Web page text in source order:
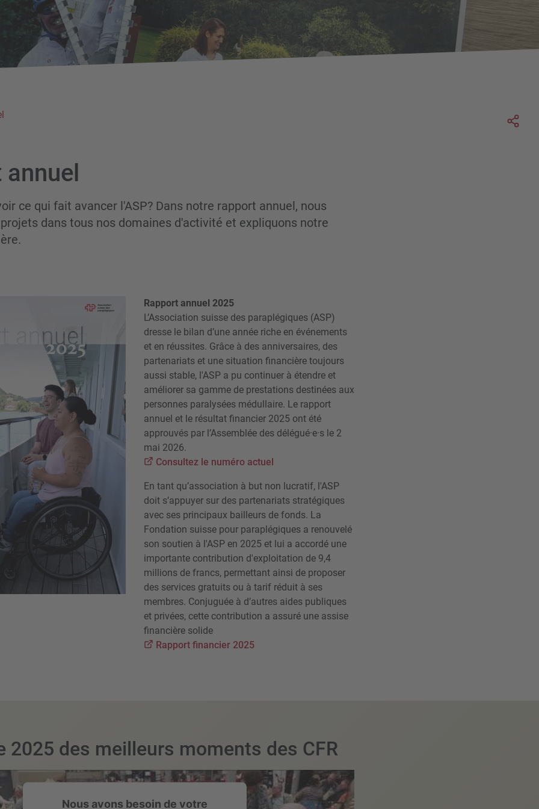
ce qui fait avancer l'ASP? Dans notre rapport annuel, nous
dans tous nos domaines d'activité et expliquons notre
Rapport annuel 2025
L’Association suisse des paraplégiques (ASP)
dresse le bilan d’une année riche en événements
et en réussites. Grâce à des anniversaires, des
partenariats et une situation financière toujours
aussi stable, l'ASP a pu continuer à étendre et
améliorer sa gamme de prestations destinées aux
personnes paralysées médullaire. Le rapport
annuel et le résultat financier 2025 ont été
approuvés par l’Assemblée des délégué·e·s le 2
mai 2026.
Consultez le numéro actuel
En tant qu’association à but non lucratif, l'ASP
doit s’appuyer sur des partenariats stratégiques
avec ses principaux bailleurs de fonds. La
Fondation suisse pour paraplégiques a renouvelé
son soutien à l'ASP en 2025 et lui a accordé une
importante contribution d'exploitation de 9,4
millions de francs, permettant ainsi de proposer
des services gratuits ou à tarif réduit à ses
membres. Conjuguée à d’autres aides publiques
et privées, cette contribution a assuré une assise
financière solide
Rapport financier 2025
2025 des meilleurs moments des CFR
Nous avons besoin de votre